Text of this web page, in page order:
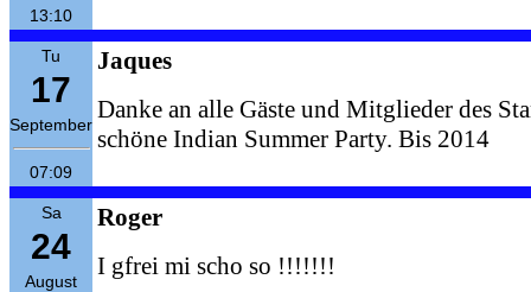
13:10
Tu
17
September
07:09
Jaques
Danke an alle Gäste und Mitglieder des
schöne Indian Summer Party. Bis 2014
Sa
24
August
Roger
I gfrei mi scho so !!!!!!!